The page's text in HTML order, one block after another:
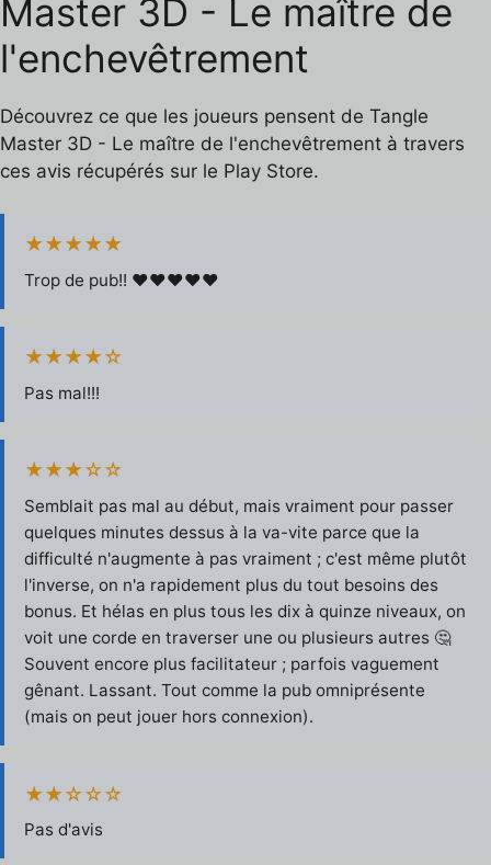
Master 3D - Le maître de
l'enchevêtrement
Découvrez ce que les joueurs pensent de Tangle
Master 3D - Le maître de l'enchevêtrement à travers
ces avis récupérés sur le Play Store.
★★★★★
Trop de pub!! ❤❤❤❤❤
★★★★☆
Pas mal!!!
★★★☆☆
Semblait pas mal au début, mais vraiment pour passer
quelques minutes dessus à la va-vite parce que la
difficulté n'augmente à pas vraiment ; c'est même plutôt
l'inverse, on n'a rapidement plus du tout besoins des
bonus. Et hélas en plus tous les dix à quinze niveaux, on
voit une corde en traverser une ou plusieurs autres 🤔
Souvent encore plus facilitateur ; parfois vaguement
gênant. Lassant. Tout comme la pub omniprésente
(mais on peut jouer hors connexion).
★★☆☆☆
Pas d'avis